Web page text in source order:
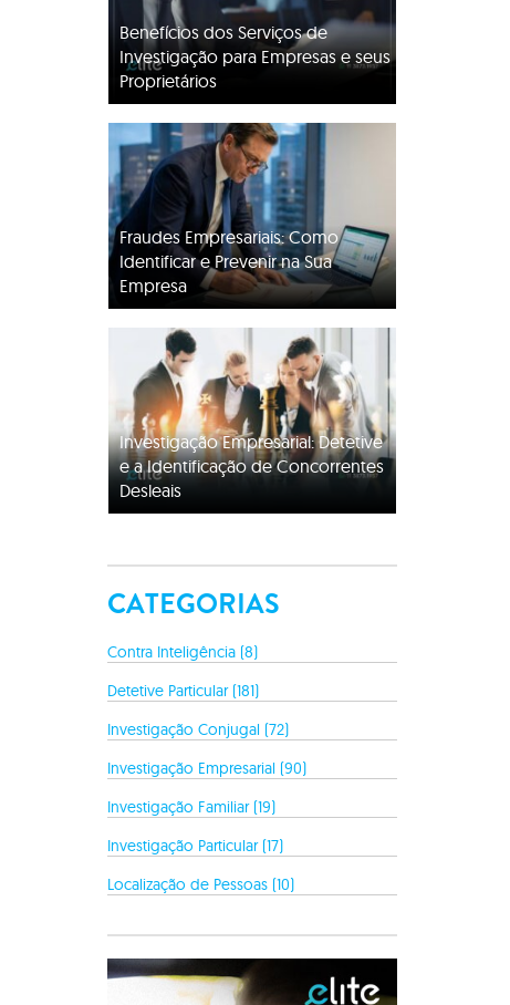
Benefícios dos Serviços de
Investigação para Empresas e seus
Proprietários
Fraudes Empresariais: Como
Identificar e Prevenir na Sua
Empresa
Investigação Empresarial: Detetive
e a Identificação de Concorrentes
Desleais
CATEGORIAS
Contra Inteligência (8)
Detetive Particular (181)
Investigação Conjugal (72)
Investigação Empresarial (90)
Investigação Familiar (19)
Investigação Particular (17)
Localização de Pessoas (10)